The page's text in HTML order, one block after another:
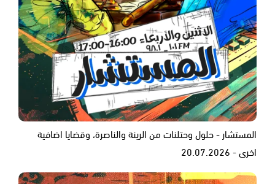
المستشار - حلول وحتلنات من الرينة والناصرة، وقضايا اضافية
اخرى - 20.07.2026